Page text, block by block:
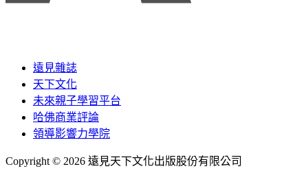
遠見雜誌
天下文化
未來親子學習平台
哈佛商業評論
領導影響力學院
Copyright © 2026 遠見天下文化出版股份有限公司